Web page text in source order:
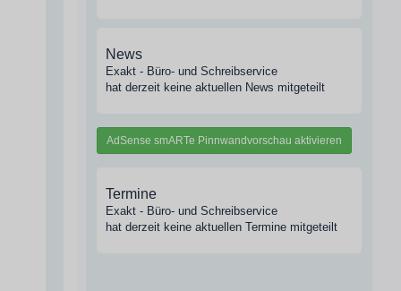
News
Exakt - Büro- und Schreibservice
hat derzeit keine aktuellen News mitgeteilt
AdSense smARTe Pinnwandvorschau aktivieren
Termine
Exakt - Büro- und Schreibservice
hat derzeit keine aktuellen Termine mitgeteilt